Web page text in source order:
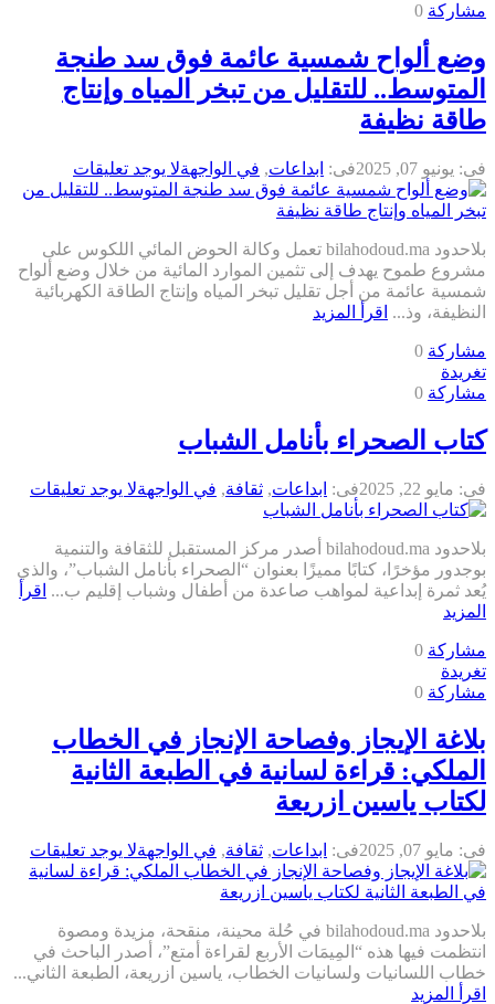
مشاركة 0
وضع ألواح شمسية عائمة فوق سد طنجة
المتوسط.. للتقليل من تبخر المياه وإنتاج
طاقة نظيفة
فى: يونيو 07, 2025 فى: ابداعات, في الواجهةلا يوجد تعليقات
بلاحدود bilahodoud.ma تعمل وكالة الحوض المائي اللكوس على
مشروع طموح يهدف إلى تثمين الموارد المائية من خلال وضع ألواح
شمسية عائمة من أجل تقليل تبخر المياه وإنتاج الطاقة الكهربائية
النظيفة، وذ... اقرأ المزيد
مشاركة 0
تغريدة
مشاركة 0
كتاب الصحراء بأنامل الشباب
فى: مايو 22, 2025 فى: ابداعات, ثقافة, في الواجهةلا يوجد تعليقات
بلاحدود bilahodoud.ma أصدر مركز المستقبل للثقافة والتنمية
بوجدور مؤخرًا، كتابًا مميزًا بعنوان “الصحراء بأنامل الشباب”، والذي
يُعد ثمرة إبداعية لمواهب صاعدة من أطفال وشباب إقليم ب... اقرأ
المزيد
مشاركة 0
تغريدة
مشاركة 0
بلاغة الإيجاز وفصاحة الإنجاز في الخطاب
الملكي: قراءة لسانية في الطبعة الثانية
لكتاب ياسين ازريعة
فى: مايو 07, 2025 فى: ابداعات, ثقافة, في الواجهةلا يوجد تعليقات
بلاحدود bilahodoud.ma في حُلة محينة، منقحة، مزيدة ومصوة
انتظمت فيها هذه “المِيمَات الأربع لقراءة أمتع”، أصدر الباحث في
خطاب اللسانيات ولسانيات الخطاب، ياسين ازريعة، الطبعة الثاني...
اقرأ المزيد